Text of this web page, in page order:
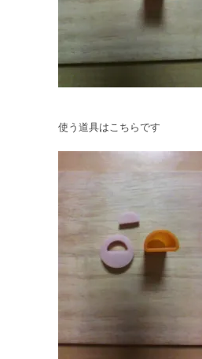
使う道具はこちらです